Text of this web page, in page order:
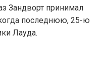
Зандворт принимал
последнюю, 25-ю
Лауда.